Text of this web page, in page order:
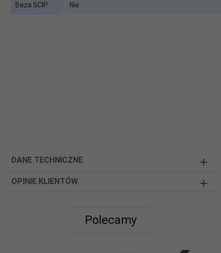
Baza SCIP Nie
DANE TECHNICZNE
OPINIE KLIENTÓW
Polecamy